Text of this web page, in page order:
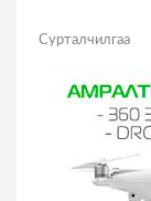
Сурталчилгаа